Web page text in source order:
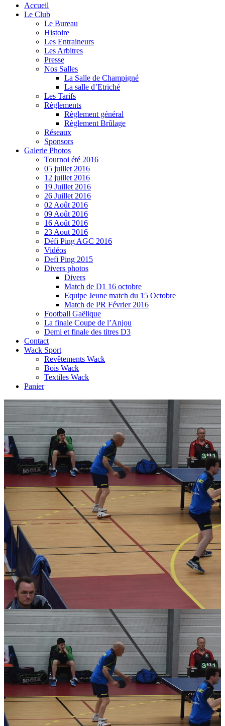
Accueil
Le Club
Le Bureau
Histoire
Les Entraineurs
Les Arbitres
Presse
Nos Salles
La Salle de Champigné
La salle d’Etriché
Les Tarifs
Règlements
Règlement général
Règlement Brûlage
Réseaux
Sponsors
Galerie Photos
Tournoi été 2016
05 juillet 2016
12 juillet 2016
19 Juillet 2016
26 Juillet 2016
02 Août 2016
09 Août 2016
16 Août 2016
23 Aout 2016
Défi Ping AGC 2016
Vidéos
Defi Ping 2015
Divers photos
Divers
Match de D1 16 octobre
Equipe Jeune match du 15 Octobre
Match de PR Février 2016
Football Gaëlique
La finale Coupe de l’Anjou
Demi et finale des titres D3
Contact
Wack Sport
Revêtements Wack
Bois Wack
Textiles Wack
Panier